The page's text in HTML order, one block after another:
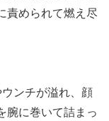
責められて燃え尽
ンチが溢れ、顔
腕に巻いて詰まっ